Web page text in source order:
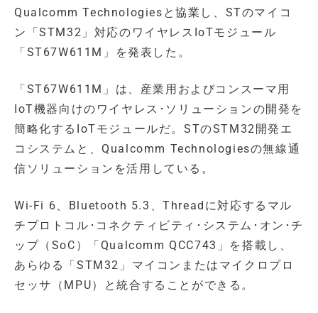
Qualcomm Technologiesと協業し、STのマイコ
ン「STM32」対応のワイヤレスIoTモジュール
「ST67W611M」を発表した。
「ST67W611M」は、産業用およびコンスーマ用
IoT機器向けのワイヤレス･ソリューションの開発を
簡略化するIoTモジュールだ。STのSTM32開発エ
コシステムと、Qualcomm Technologiesの無線通
信ソリューションを活用している。
Wi-Fi 6、Bluetooth 5.3、Threadに対応するマル
チプロトコル･コネクティビティ･システム･オン･チ
ップ（SoC）「Qualcomm QCC743」を搭載し、
あらゆる「STM32」マイコンまたはマイクロプロ
セッサ（MPU）と統合することができる。